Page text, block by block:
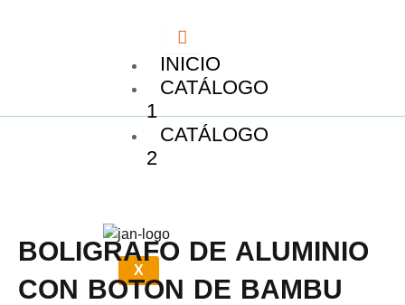
INICIO
CATÁLOGO
1
CATÁLOGO
2
X
BOLIGRAFO DE ALUMINIO
CON BOTON DE BAMBU